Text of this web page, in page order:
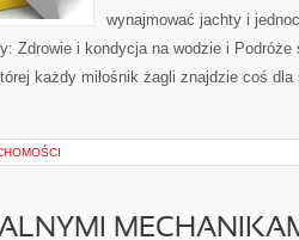
wynajmować jachty i
Zdrowie i kondycja na wodzie i
każdy miłośnik żagli znajdzie coś